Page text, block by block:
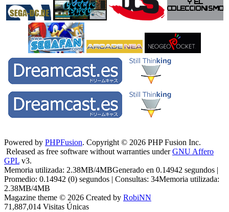
Powered by PHPFusion. Copyright © 2026 PHP Fusion Inc.
Released as free software without warranties underGNU Affero
GPL v3.
Memoria utilizada: 2.38MB/4MBGenerado en 0.14942 segundos |
Promedio: 0.14942 (0) segundos | Consultas: 34Memoria utilizada:
2.38MB/4MB
Magazine theme © 2026 Created by RobiNN
71,887,014 Visitas Únicas